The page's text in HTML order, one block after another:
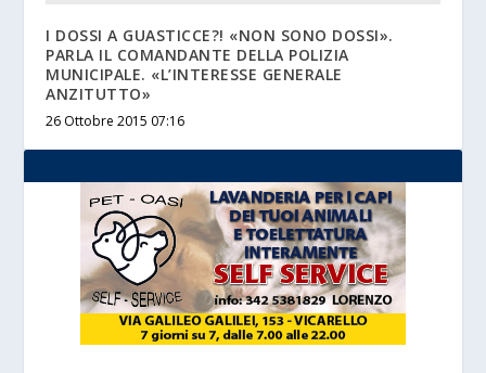
I DOSSI A GUASTICCE?! «NON SONO DOSSI».
PARLA IL COMANDANTE DELLA POLIZIA
MUNICIPALE. «L’INTERESSE GENERALE
ANZITUTTO»
26 Ottobre 2015 07:16